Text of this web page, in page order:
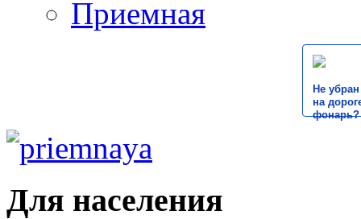
Приемная
Не
на
фонарь?
Для населения